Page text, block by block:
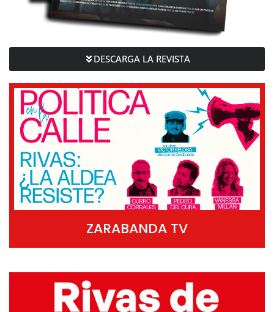
DESCARGA LA REVISTA
ZARABANDA TV